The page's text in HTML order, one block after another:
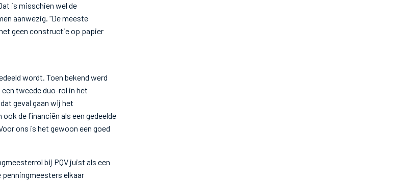
is misschien wel de
aanwezig. “De meeste
geen constructie op papier
wordt. Toen bekend werd
tweede duo-rol in het
geval gaan wij het
de financiën als een gedeelde
ons is het gewoon een goed
bij PQV juist als een
penningmeesters elkaar